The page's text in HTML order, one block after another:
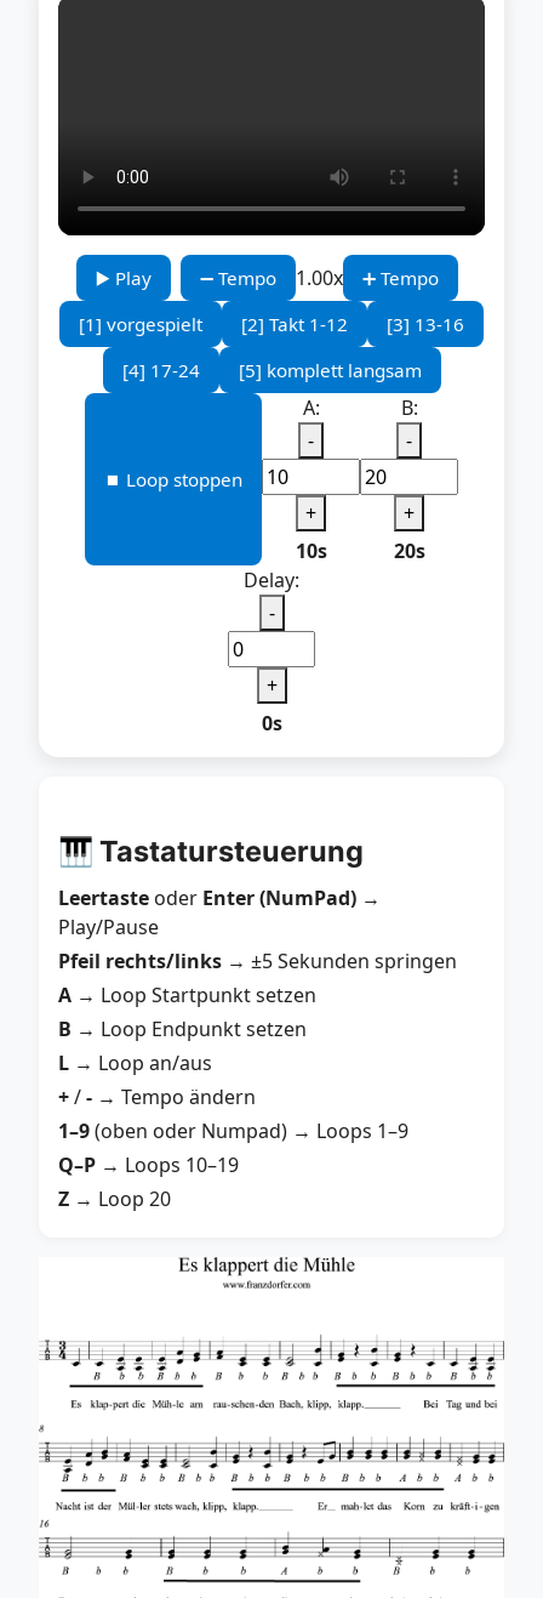
▶️ Play ➖ Tempo 1.00x
➕ Tempo
[1] vorgespielt
[2] Takt 1-12
[3] 13-16
[4] 17-24
[5] komplett langsam
⏹️ Loop stoppen
A:
-
+
10s
B:
-
+
20s
Delay:
-
+
0s
🎹 Tastatursteuerung
Leertaste oder Enter (NumPad) →
Play/Pause
Pfeil rechts/links → ±5 Sekunden springen
A → Loop Startpunkt setzen
B → Loop Endpunkt setzen
L → Loop an/aus
+/- → Tempo ändern
1–9(oben oder Numpad) → Loops 1–9
Q–P → Loops 10–19
Z → Loop 20